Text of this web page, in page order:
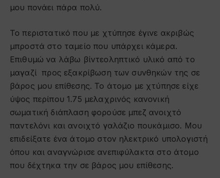
μου πονάει πάρα πολύ.
Το περιστατικό που με χτύπησε έγινε ακριβώς
μπροστά στο ταμείο που υπάρχει κάμερα.
Επιθυμώ να λάβω βίντεοληπτικό υλικό από το
μαγαζί προς εξακρίβωση των συνθηκών της σε
βάρος μου επίθεσης. Το άτομο με χτύπησε είχε
ύψος περίπου 1.75 μελαχρινός κανονική
σωματική διάπλαση φορούσε μπεζ ανοιχτό
παντελόνι και ανοιχτό γαλάζιο πουκάμισο. Μου
επιδείξατε ένα άτομο στον ηλεκτρικό υπολογιστή
όπου και αναγνώρισε ανεπιφύλακτα στο άτομο
που δέχτηκα την σε βάρος μου επίθεσης.